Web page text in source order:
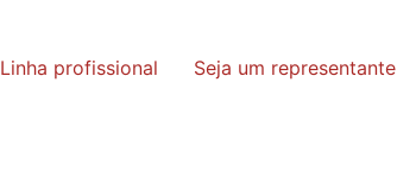
Linha profissional Seja um representante